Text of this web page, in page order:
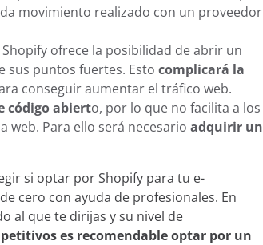
movimiento realizado con un proveedor
ofrece la posibilidad de abrir un
sus puntos fuertes. Esto complicará la
conseguir aumentar el tráfico web.
código abierto, por lo que no facilita a los
web. Para ello será necesario adquirir un
si optar por Shopify para tu e-
cero con ayuda de profesionales. En
al que te dirijas y su nivel de
es recomendable optar por un